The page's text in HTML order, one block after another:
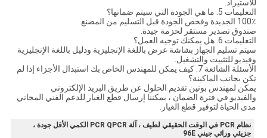
للاستيراد.
التعليمات 5. ما هي الجودة التي سيتم ضمانها؟
100٪ الجديدة وفحص الجودة قبل التسليم من المصنع.
صندوق تصدير مستقر لحزمة جيدة.
التعليمات 6. هل يمكنك توجيه العمل؟
سيتم تسليم الجهاز بشاشة عرض باللغة الإنجليزية ودليل باللغة الإنجليزية
وفيديو للتثبيت والتشغيل.
الأسئلة الشائعة 7. كيف يمكن للمهندس الخاص بك استبدال الأجزاء إذا لم
تكن بجانب الماكينة؟
يمكن لمهندس بونين تقديم الحلول عن طريق البريد الإلكتروني
والفيديو.في فترة الضمان ، يمكننا إرسال قطع الغيار للدعم الفني المجاني
مدى الحياة لتوفير قطع الغيار.
نظام PCR في الوقت الحقيقي لطيف ، آلة PCR QPCR الكمي الأقل جودة ،
جزيئي وراثي جيني 96E